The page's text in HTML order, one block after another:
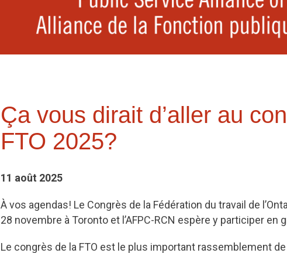
Ça vous dirait d’aller au
FTO 2025?
11 août 2025
À vos agendas! Le Congrès de la Fédération du travail de
28 novembre à Toronto et l’AFPC-RCN espère y participer en
Le congrès de la FTO est le plus important rassemblement